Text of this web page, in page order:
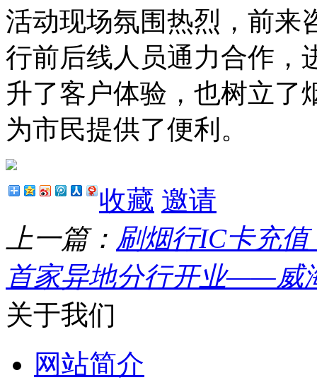
活动现场氛围热烈，前来
行前后线人员通力合作，
升了客户体验，也树立了
为市民提供了便利。
收藏 邀请
上一篇： 刷烟行IC卡充
首家异地分行开业——威
关于我们
网站简介